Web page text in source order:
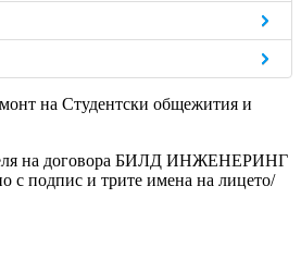
на Студентски общежития и
на договора БИЛД ИНЖЕНЕРИНГ
с подпис и трите имена на лицето/